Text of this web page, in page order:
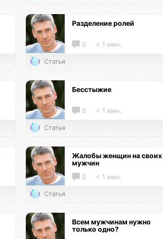
Разделение ролей
0 < 1 мин.
Статья
Бесстыжие
0 < 1 мин.
Статья
Жалобы женщин на своих
мужчин
0 < 1 мин.
Статья
Всем мужчинам нужно
только одно?